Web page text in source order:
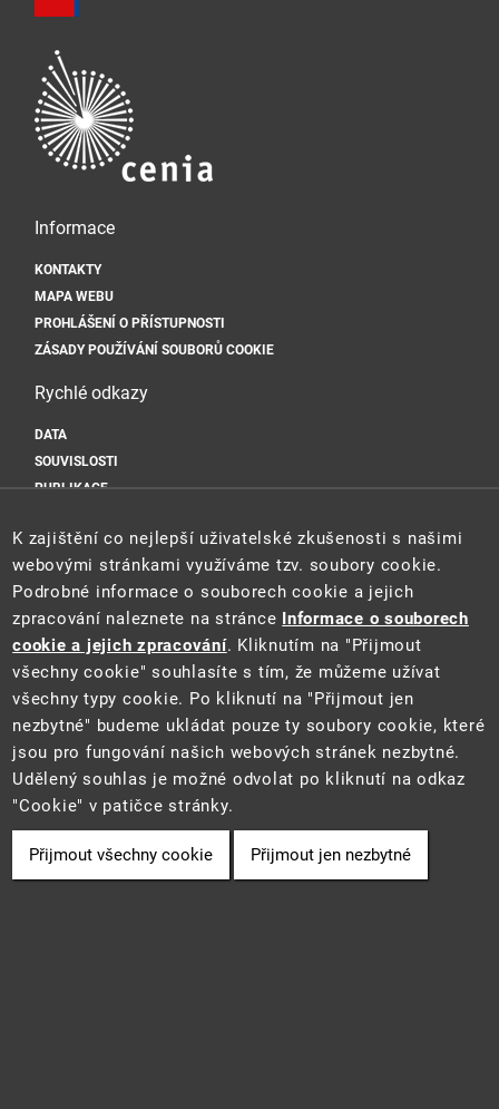
Informace
KONTAKTY
MAPA WEBU
PROHLÁŠENÍ O PŘÍSTUPNOSTI
ZÁSADY POUŽÍVÁNÍ SOUBORŮ COOKIE
Rychlé odkazy
DATA
SOUVISLOSTI
PUBLIKACE
Sociální sítě
Tento web je součástí Informačního systému pro statistiku a reporting
(STAR) projektu "Platforma pro statistiku, reporting a analýzy"
(CZ.06.3.05/0.0/0.0/16_028/0006498) financovaného z EU.
2021 ©CENIA a Ministerstvo životního prostředí
• Informace jsou
poskytovány v souladu se zákonem č. 106/1999 Sb., o svobodném
přístupu k informacím.
Cookie
K zajištění co nejlepší uživatelské zkušenosti s našimi
webovými stránkami využíváme tzv. soubory cookie.
Podrobné informace o souborech cookie a jejich
zpracování naleznete na stránce Informace o souborech
cookie a jejich zpracování. Kliknutím na "Přijmout
všechny cookie" souhlasíte s tím, že můžeme užívat
všechny typy cookie. Po kliknutí na "Přijmout jen
nezbytné" budeme ukládat pouze ty soubory cookie, které
jsou pro fungování našich webových stránek nezbytné.
Udělený souhlas je možné odvolat po kliknutí na odkaz
"Cookie" v patičce stránky.
Přijmout všechny cookie Přijmout jen nezbytné